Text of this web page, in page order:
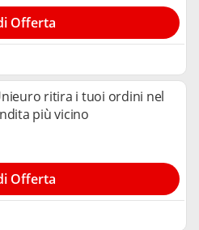
Offerta
ritira i tuoi ordini nel
più vicino
Offerta